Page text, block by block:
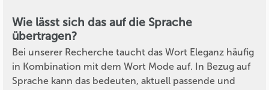
Wie lässt sich das auf die Sprache
übertragen?
Bei unserer Recherche taucht das Wort Eleganz häufig
in Kombination mit dem Wort Mode auf. In Bezug auf
Sprache kann das bedeuten, aktuell passende und